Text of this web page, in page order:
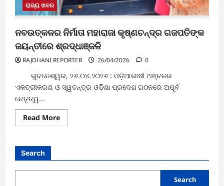
ରାଜ୍ୟ ଖବର
ନବଉତ୍କଳର ନିର୍ମାତା ମହାରାଜା କୃଷ୍ଣଚନ୍ଦ୍ର ଗଜପତିଙ୍କ
ଜୟନ୍ତୀରେ ଶ୍ରଦ୍ଧାଞ୍ଜଳି
RAJDHANI REPORTER 26/04/2026 0
ଭୁବନେଶ୍ୱର, ୨୬.୦୪.୨୦୨୬ : ଓଡ଼ିଆଭାଷୀ ଅଞ୍ଚଳର
ଏକତ୍ରୀକରଣ ଓ ସ୍ୱତନ୍ତ୍ର ଓଡ଼ିଶା ପ୍ରଦେଶ ଗଠନରେ ଅପୂର୍ବ
ନେତୃତ୍ୱ...
Read MoreRead
more
କୃଷ୍ଣଚନ୍ଦ୍ର
ଜୟନ୍ତୀରେ
Search
Search